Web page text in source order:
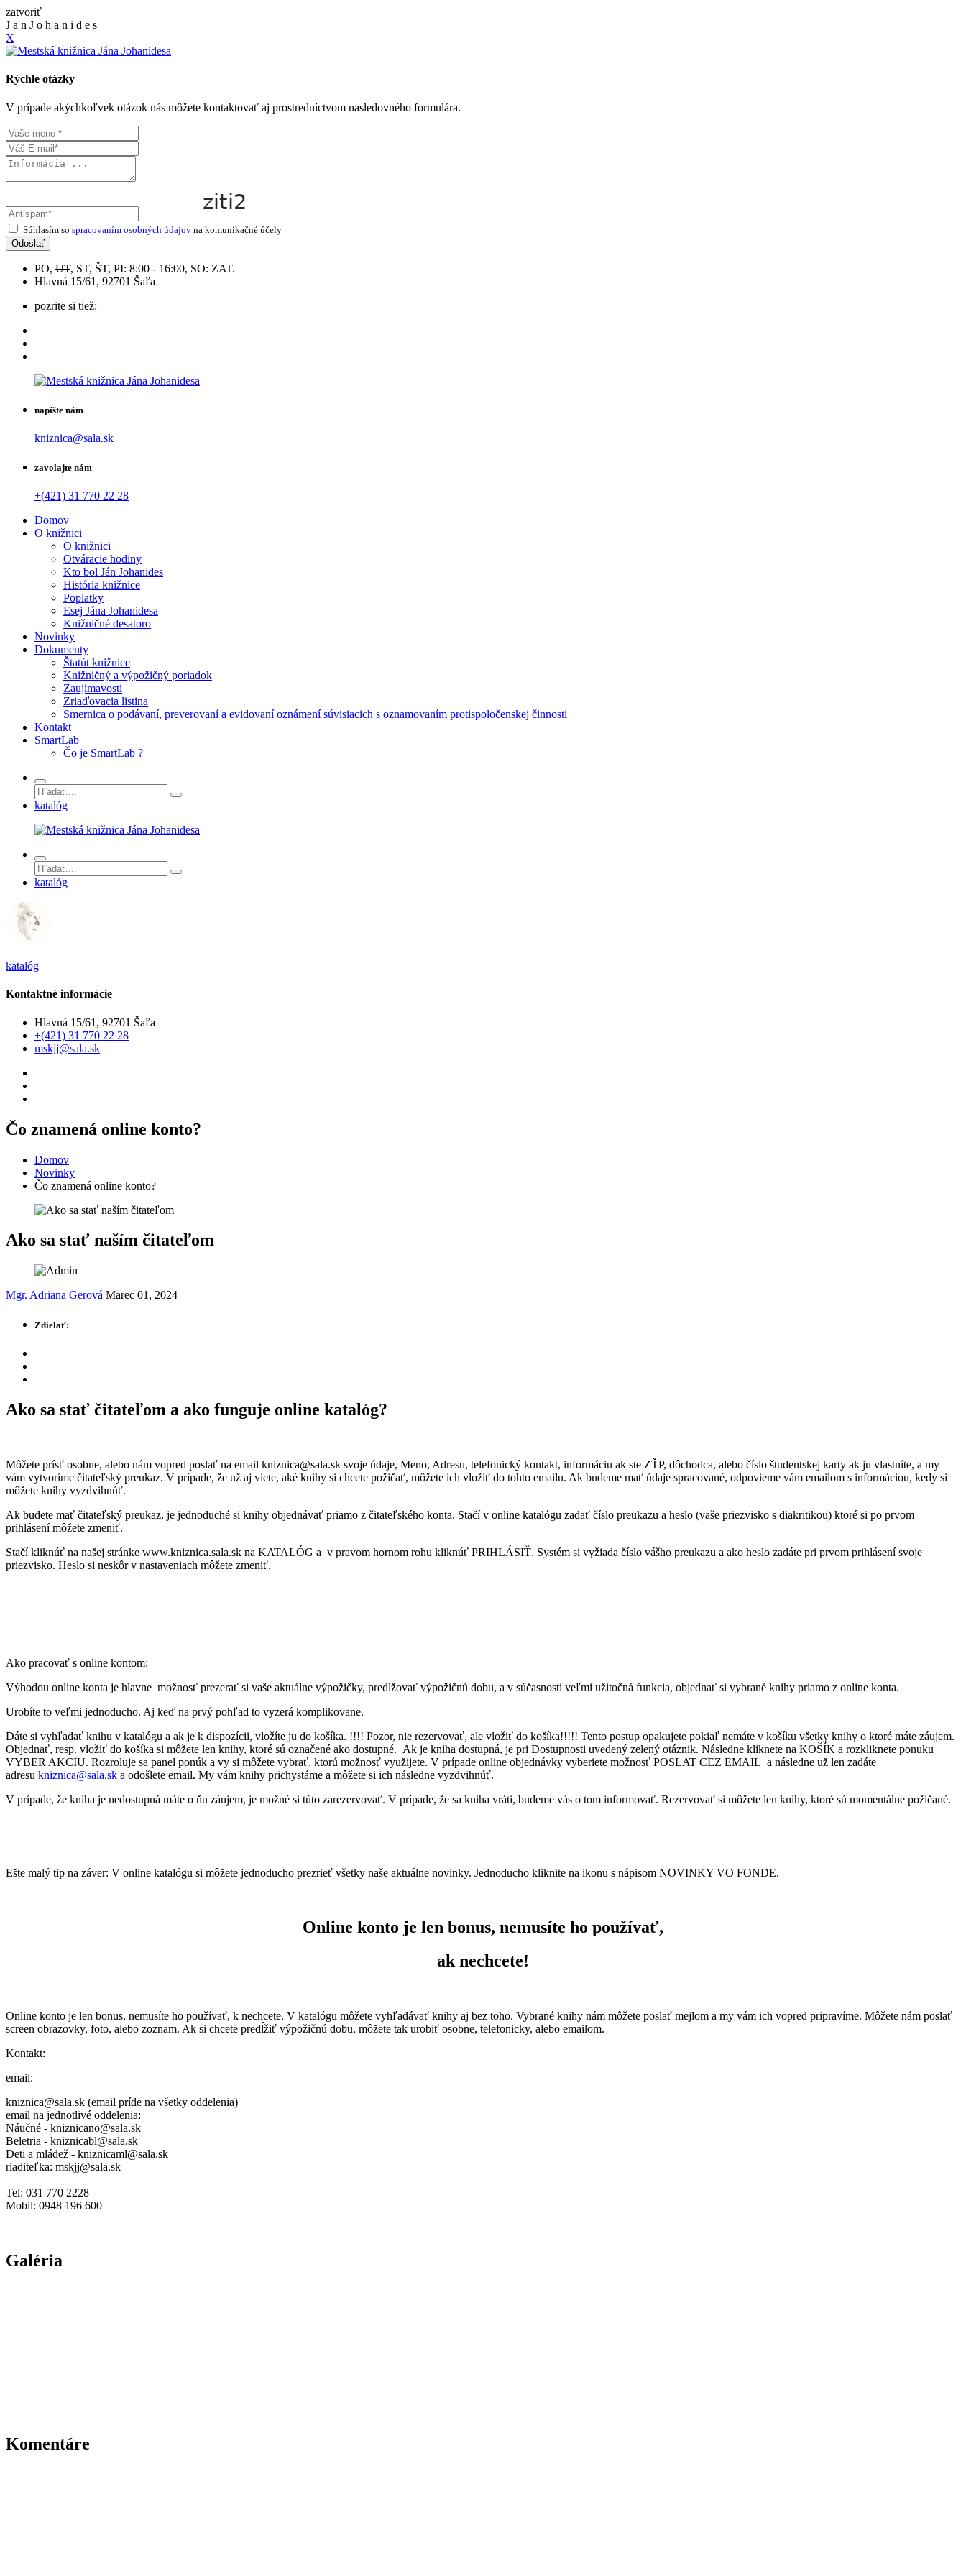
zatvoriť
J a n J o h a n i d e s
X
Rýchle otázky
V prípade akýchkoľvek otázok nás môžete kontaktovať aj prostredníctvom nasledovného formulára.
Súhlasím so spracovaním osobných údajov na komunikačné účely
Odoslať
PO, UT, ST, ŠT, PI: 8:00 - 16:00, SO: ZAT.
Hlavná 15/61, 92701 Šaľa
pozrite si tiež:
napíšte nám
kniznica@sala.sk
zavolajte nám
+(421) 31 770 22 28
Domov
O knižnici
O knižnici
Otváracie hodiny
Kto bol Ján Johanides
História knižnice
Poplatky
Esej Jána Johanidesa
Knižničné desatoro
Novinky
Dokumenty
Štatút knižnice
Knižničný a výpožičný poriadok
Zaujímavosti
Zriaďovacia listina
Smernica o podávaní, preverovaní a evidovaní oznámení súvisiacich s oznamovaním protispoločenskej činnosti
Kontakt
SmartLab
Čo je SmartLab ?
katalóg
katalóg
katalóg
Kontaktné informácie
Hlavná 15/61, 92701 Šaľa
+(421) 31 770 22 28
mskjj@sala.sk
Čo znamená online konto?
Domov
Novinky
Čo znamená online konto?
Ako sa stať naším čitateľom
Mgr. Adriana Gerová Marec 01, 2024
Zdielať:
Ako sa stať čitateľom a ako funguje online katalóg?
Môžete prísť osobne, alebo nám vopred poslať na email kniznica@sala.sk svoje údaje, Meno, Adresu, telefonický kontakt, informáciu ak ste ZŤP, dôchodca, alebo číslo študentskej karty ak ju vlastníte, a my
vám vytvoríme čitateľský preukaz. V prípade, že už aj viete, aké knihy si chcete požičať, môžete ich vložiť do tohto emailu. Ak budeme mať údaje spracované, odpovieme vám emailom s informáciou, kedy si
môžete knihy vyzdvihnúť.
Ak budete mať čitateľský preukaz, je jednoduché si knihy objednávať priamo z čitateľského konta. Stačí v online katalógu zadať číslo preukazu a heslo (vaše priezvisko s diakritikou) ktoré si po prvom
prihlásení môžete zmeniť.
Stačí kliknúť na našej stránke www.kniznica.sala.sk na KATALÓG a v pravom hornom rohu kliknúť PRIHLÁSIŤ. Systém si vyžiada číslo vášho preukazu a ako heslo zadáte pri prvom prihlásení svoje
priezvisko. Heslo si neskôr v nastaveniach môžete zmeniť.
Ako pracovať s online kontom:
Výhodou online konta je hlavne možnosť prezerať si vaše aktuálne výpožičky, predlžovať výpožičnú dobu, a v súčasnosti veľmi užitočná funkcia, objednať si vybrané knihy priamo z online konta.
Urobíte to veľmi jednoducho. Aj keď na prvý pohľad to vyzerá komplikovane.
Dáte si vyhľadať knihu v katalógu a ak je k dispozícii, vložíte ju do košíka. !!!! Pozor, nie rezervovať, ale vložiť do košíka!!!!! Tento postup opakujete pokiaľ nemáte v košíku všetky knihy o ktoré máte záujem.
Objednať, resp. vložiť do košíka si môžete len knihy, ktoré sú označené ako dostupné. Ak je kniha dostupná, je pri Dostupnosti uvedený zelený otáznik. Následne kliknete na KOŠÍK a rozkliknete ponuku
VYBER AKCIU. Rozroluje sa panel ponúk a vy si môžete vybrať, ktorú možnosť využijete. V prípade online objednávky vyberiete možnosť POSLAT CEZ EMAIL a následne už len zadáte
adresu kniznica@sala.sk a odošlete email. My vám knihy prichystáme a môžete si ich následne vyzdvihnúť.
V prípade, že kniha je nedostupná máte o ňu záujem, je možné si túto zarezervovať. V prípade, že sa kniha vráti, budeme vás o tom informovať. Rezervovať si môžete len knihy, ktoré sú momentálne požičané.
Ešte malý tip na záver: V online katalógu si môžete jednoducho prezrieť všetky naše aktuálne novinky. Jednoducho kliknite na ikonu s nápisom NOVINKY VO FONDE.
Online konto je len bonus, nemusíte ho používať,
ak nechcete!
Online konto je len bonus, nemusíte ho používať, k nechcete. V katalógu môžete vyhľadávať knihy aj bez toho. Vybrané knihy nám môžete poslať mejlom a my vám ich vopred pripravíme. Môžete nám poslať
screen obrazovky, foto, alebo zoznam. Ak si chcete predĺžiť výpožičnú dobu, môžete tak urobiť osobne, telefonicky, alebo emailom.
Kontakt:
email:
kniznica@sala.sk (email príde na všetky oddelenia)
email na jednotlivé oddelenia:
Náučné - kniznicano@sala.sk
Beletria - kniznicabl@sala.sk
Deti a mládež - kniznicaml@sala.sk
riaditeľka: mskjj@sala.sk
Tel: 031 770 2228
Mobil: 0948 196 600
Galéria
Komentáre